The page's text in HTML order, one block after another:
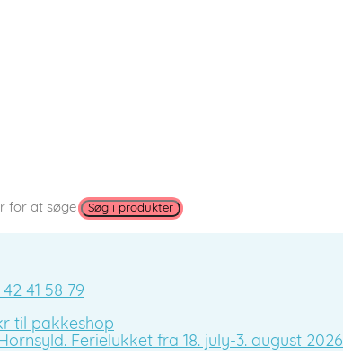
for at søge
42 41 58 79
til pakkeshop
Ferielukket fra 18. july-3. august 2026